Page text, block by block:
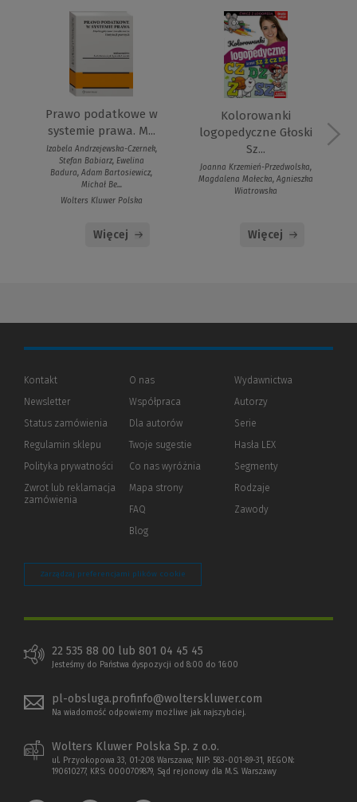
Prawo podatkowe w
systemie prawa. M...
Izabela Andrzejewska-Czernek,
Stefan Babiarz, Ewelina
Badura, Adam Bartosiewicz,
Michał Be...
Wolters Kluwer Polska
Więcej
Kolorowanki
logopedyczne Głoski
Sz...
Joanna Krzemień-Przedwolska,
Magdalena Małecka, Agnieszka
Wiatrowska
Więcej
Kontakt
Newsletter
Status zamówienia
Regulamin sklepu
Polityka prywatności (Nowe
(Link
innej
Zwrot lub reklamacja
zamówienia
O nas
Współpraca
Dla autorów(Nowe
(Link
innej
strony)
Twoje sugestie
Co nas wyróżnia
Mapa strony
FAQ
Blog
Wydawnictwa
Autorzy
Serie
Hasła LEX
Segmenty
Rodzaje
Zawody
Zarządzaj preferencjami plików cookie
22 535 88 00 lub 801 04 45 45
Jesteśmy do Państwa dyspozycji od 8:00 do 16:00
pl-obsluga.profinfo@wolterskluwer.com
Na wiadomość odpowiemy możliwe jak najszybciej.
Wolters Kluwer Polska Sp. z o.o.
ul. Przyokopowa 33, 01-208 Warszawa; NIP: 583-001-89-31, REGON:
190610277, KRS: 0000709879, Sąd rejonowy dla M.S. Warszawy